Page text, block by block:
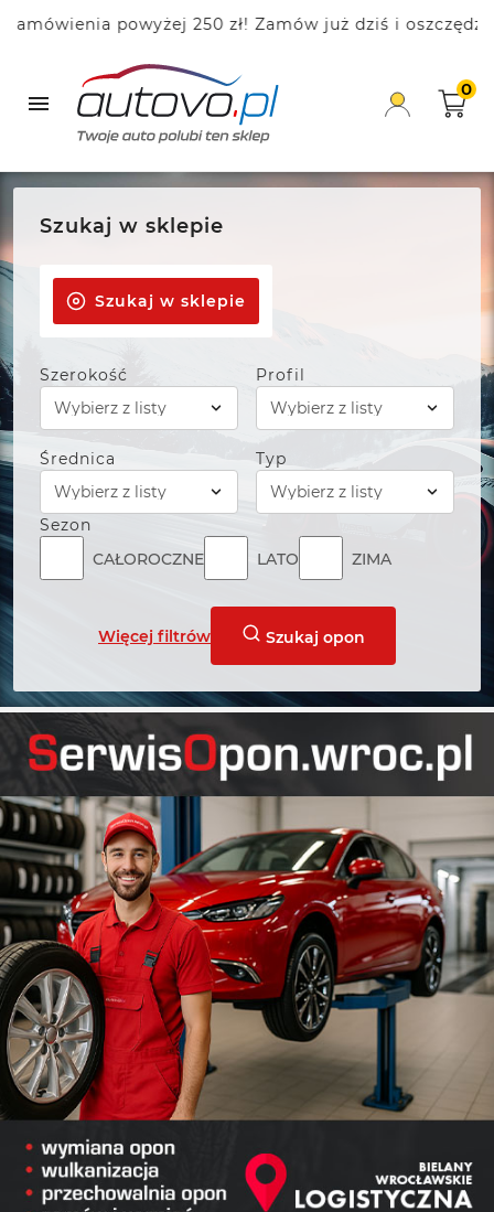
powyżej 250 zł! Zamów już dziś i oszczędzaj!

0
Szukaj w sklepie
Szukaj w sklepie
Szerokość Profil
Średnica Typ
Sezon
CAŁOROCZNE
LATO ZIMA
Więcej filtrów Szukaj opon